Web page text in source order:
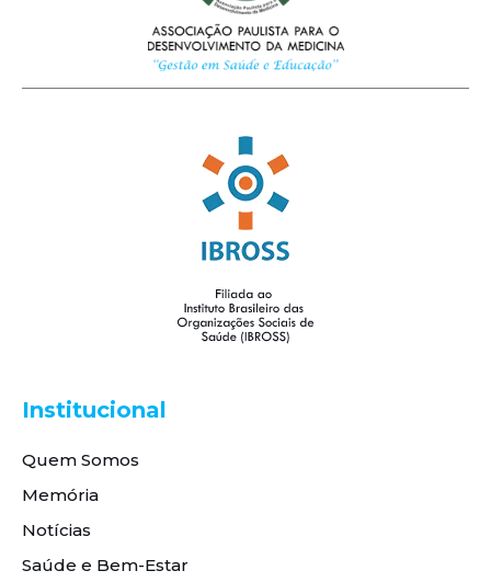
Institucional
Quem Somos
Memória
Notícias
Saúde e Bem-Estar